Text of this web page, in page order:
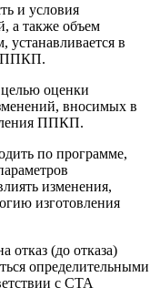
и условия
а также объем
в
ППКП.
оценки
вносимых в
ППКП.
по программе,
изменения,
изготовления
отказ (до отказа)
определительными
с СТА